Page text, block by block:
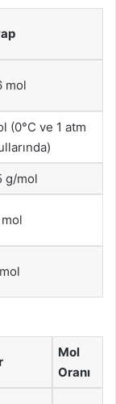
mol
(0°C ve 1 atm
g/mol
mol
Mol
Oranı